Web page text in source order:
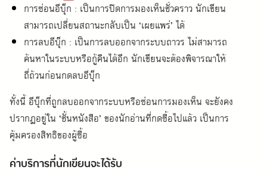
การซ่อนอีบุ๊ก : เป็นการปิดการมองเห็นชั่วคราว นักเขียน
สามารถเปลี่ยนสถานะกลับเป็น ‘เผยแพร่’ ได้
การลบอีบุ๊ก : เป็นการลบออกจากระบบถาวร ไม่สามารถ
ค้นหาในระบบหรือกู้คืนได้อีก นักเขียนจะต้องพิจารณาให้
ถี่ถ้วนก่อนกดลบอีบุ๊ก
ทั้งนี้ อีบุ๊กที่ถูกลบออกจากระบบหรือซ่อนการมองเห็น จะยังคง
ปรากฏอยู่ใน ‘ชั้นหนังสือ’ ของนักอ่านที่กดซื้อไปแล้ว เป็นการ
คุ้มครองสิทธิของผู้ซื้อ
ค่าบริการที่นักเขียนจะได้รับ